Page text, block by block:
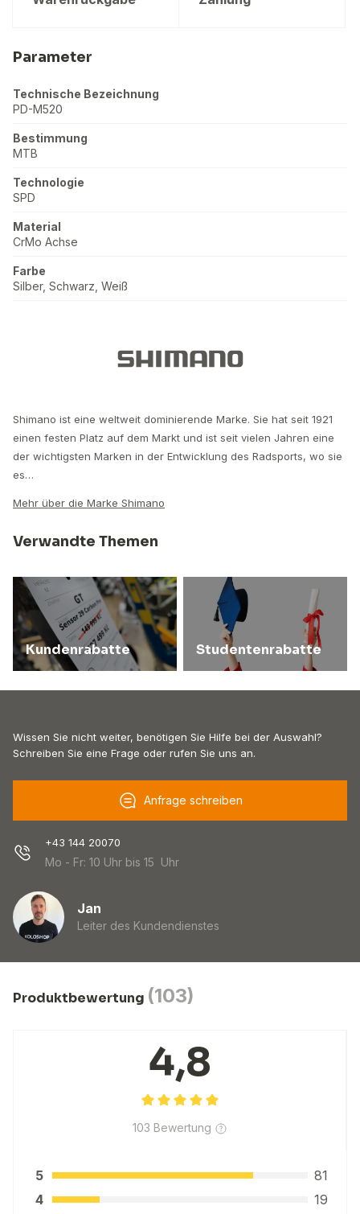
Parameter
Technische Bezeichnung
PD-M520
Bestimmung
MTB
Technologie
SPD
Material
CrMo Achse
Farbe
Silber, Schwarz, Weiß
Shimano ist eine weltweit dominierende Marke. Sie hat seit 1921
einen festen Platz auf dem Markt und ist seit vielen Jahren eine
der wichtigsten Marken in der Entwicklung des Radsports, wo sie
es…
Mehr über die Marke Shimano
Verwandte Themen
Kundenrabatte Studentenrabatte
Wissen Sie nicht weiter, benötigen Sie Hilfe bei der Auswahl?
Schreiben Sie eine Frage oder rufen Sie uns an.
Anfrage schreiben
+43 144 20070
Mo - Fr: 10 Uhr bis 15 Uhr
Jan
Leiter des Kundendienstes
Produktbewertung (103)
4,8
103 Bewertung
5
81
4
19